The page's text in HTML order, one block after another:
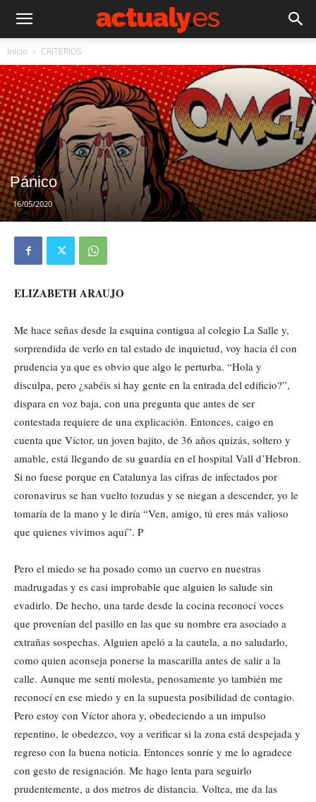
Inicio CRITERIOS
Pánico
16/05/2020
ELIZABETH ARAUJO
Me hace señas desde la esquina contigua al colegio La Salle y,
sorprendida de verlo en tal estado de inquietud, voy hacia él con
prudencia ya que es obvio que algo le perturba. “Hola y
disculpa, pero ¿sabéis si hay gente en la entrada del edificio?”,
dispara en voz baja, con una pregunta que antes de ser
contestada requiere de una explicación. Entonces, caigo en
cuenta que Víctor, un joven bajito, de 36 años quizás, soltero y
amable, está llegando de su guardia en el hospital Vall d’Hebron.
Si no fuese porque en Catalunya las cifras de infectados por
coronavirus se han vuelto tozudas y se niegan a descender, yo le
tomaría de la mano y le diría “Ven, amigo, tú eres más valioso
que quienes vivimos aquí”. P
Pero el miedo se ha posado como un cuervo en nuestras
madrugadas y es casi improbable que alguien lo salude sin
evadirlo. De hecho, una tarde desde la cocina reconocí voces
que provenían del pasillo en las que su nombre era asociado a
extrañas sospechas. Alguien apeló a la cautela, a no saludarlo,
como quien aconseja ponerse la mascarilla antes de salir a la
calle. Aunque me sentí molesta, penosamente yo también me
reconocí en ese miedo y en la supuesta posibilidad de contagio.
Pero estoy con Víctor ahora y, obedeciendo a un impulso
repentino, le obedezco, voy a verificar si la zona está despejada y
regreso con la buena noticia. Entonces sonríe y me lo agradece
con gesto de resignación. Me hago lenta para seguirlo
prudentemente, a dos metros de distancia. Voltea, me da las